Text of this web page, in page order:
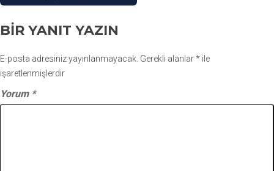
BIR YANIT YAZIN
E-posta adresiniz yayınlanmayacak. Gerekli alanlar* ile
işaretlenmişlerdir
Yorum *